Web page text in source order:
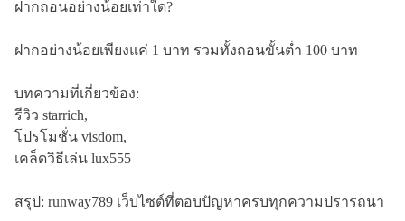
ฝากถอนอย่างน้อยเท่าใด?
ฝากอย่างน้อยเพียงแค่ 1 บาท รวมทั้งถอนขั้นต่ำ 100 บาท
บทความที่เกี่ยวข้อง:
รีวิว starrich,
โปรโมชั่น visdom,
เคล็ดวิธีเล่น lux555
สรุป: runway789 เว็บไซต์ที่ตอบปัญหาครบทุกความปรารถนา